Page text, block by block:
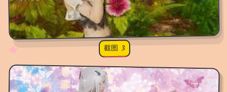
✧
♡
★
♥ 截图 3